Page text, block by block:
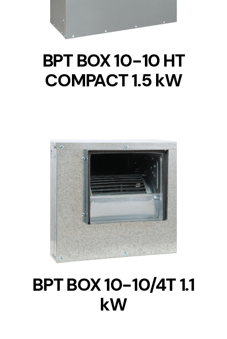
BPT BOX 10-10 HT
COMPACT 1.5 kW
DETAILS
BPT BOX 10-10/4T 1.1
kW